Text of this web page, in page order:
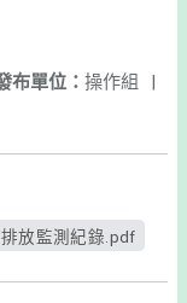
布單位： 操作組 |
放監測紀錄.pdf